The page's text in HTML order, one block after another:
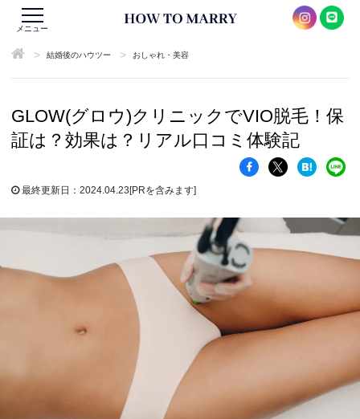
メニュー
> 結婚後のハウツー > おしゃれ・美容
GLOW(グロウ)クリニックでVIO脱毛！保
証は？効果は？リアル口コミ体験記
最終更新日：2024.04.23[PRを含みます]